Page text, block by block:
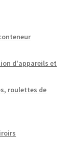
d'appareils et
roulettes de